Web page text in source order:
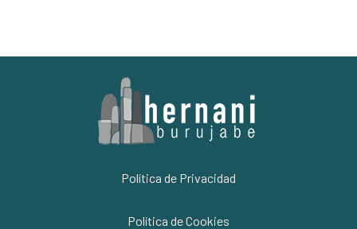
Política de Privacidad
Política de Cookies